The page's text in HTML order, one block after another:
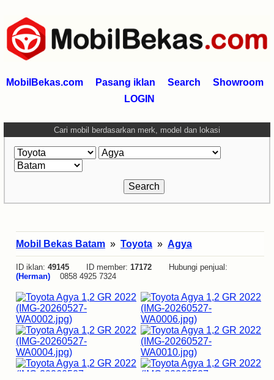
MobilBekas.com Pasang iklan Search
Showroom
LOGIN
Cari mobil berdasarkan merk, model dan lokasi
Mobil Bekas Batam » Toyota » Agya
ID iklan: 49145 ID member: 17172 Hubungi penjual:
(Herman)
0858 4925 7324